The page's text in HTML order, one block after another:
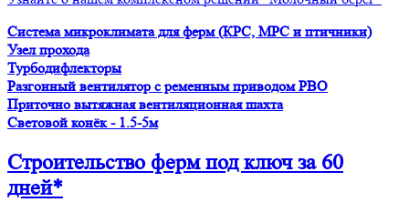
Система микроклимата для ферм (КРС, МРС и птичники)
Узел прохода
Турбодифлекторы
Разгонный вентилятор с ременным приводом PBO
Приточно вытяжная вентиляционная шахта
Световой конёк - 1.5-5м
Строительство фермпод ключ за 60
дней*